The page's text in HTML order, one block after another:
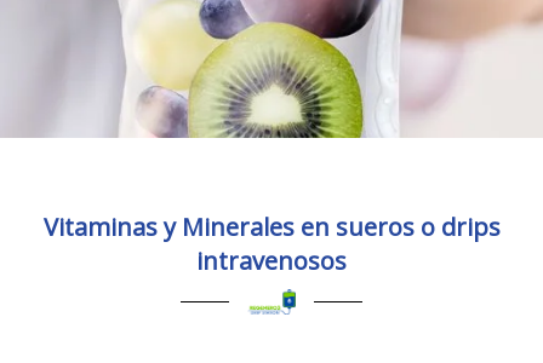
Vitaminas y Minerales en sueros o drips
intravenosos